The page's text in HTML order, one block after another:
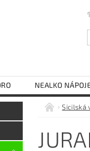
NEALKO
OLIVOVÝ OLEJ
BALENÍ
Sicilská